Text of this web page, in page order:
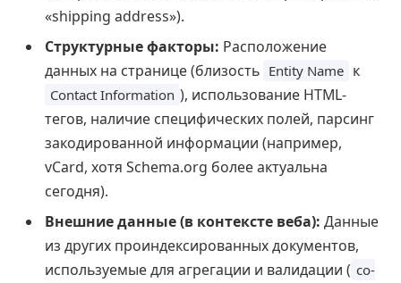
«shipping address»).
Структурные факторы: Расположение
данных на странице (близость Entity Name к
Contact Information ), использование HTML-
тегов, наличие специфических полей, парсинг
закодированной информации (например,
vCard, хотя Schema.org более актуальна
сегодня).
Внешние данные (в контексте веба): Данные
из других проиндексированных документов,
используемые для агрегации и валидации ( co-